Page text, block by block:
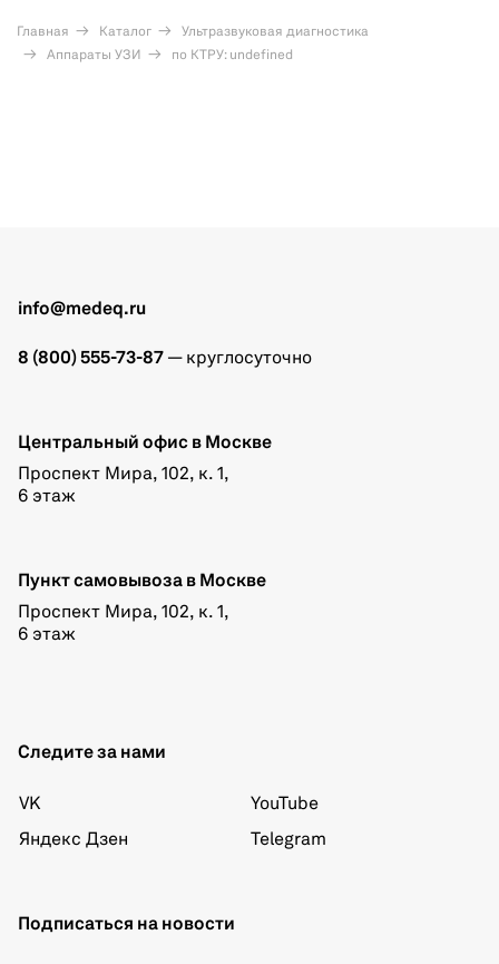
Главная Каталог
Ультразвуковая диагностика
Аппараты УЗИ
по КТРУ: undefined
info@medeq.ru
8 (800) 555-73-87 — круглосуточно
Центральный офис в Москве
Проспект Мира, 102, к. 1,
6 этаж
Пункт самовывоза в Москве
Проспект Мира, 102, к. 1,
6 этаж
Следите за нами
VK
Яндекс Дзен
YouTube
Telegram
Подписаться на новости